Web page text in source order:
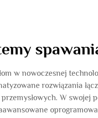
w nowoczesnej
rozwiązania
W